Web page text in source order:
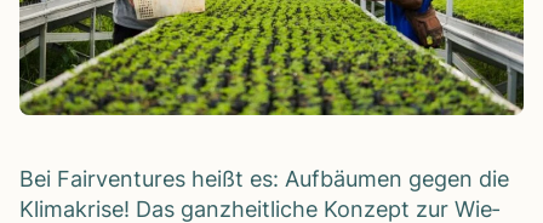
Bei Fair­ven­tures heißt es: Auf­bäu­men gegen die
Kli­ma­krise! Das ganz­heit­li­che Kon­zept zur Wie­